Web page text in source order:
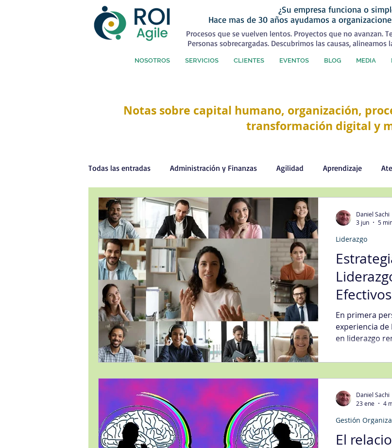
¿Su empresa funciona o
Hace mas de 30 años ayudamos a
Procesos que se vuelven lentos. Proyectos que no avanzan.
Personas sobrecargadas. Descubrimos las causas,
NOSOTROS SERVICIOS CLIENTES EVENTOS BLOG MEDIA
Notas sobre capital humano, organización,
transformación digital y
Todas las entradas Administración y Finanzas Agilidad Aprendizaje
Capital Humano Coaching Comercial Comunicación
Estrategia Comercial Estrategias Tecnología Informática Fidelización del
Gestión de Proyectos / Project Mgmt Gestión de Quejas Gestión
Liderazgo Logística Mejora Continua Metodologías Nivel de
Temas Generales Transformación Digital Ventas Compras
Efectivos
En primera
experiencia de
en liderazgo
estrategias
Liderazgo
Daniel Sachi
3 jun
5
El
Gestión
Daniel Sachi
23 ene
4